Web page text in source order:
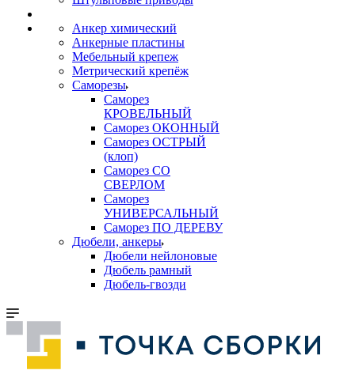
Анкер химический
Анкерные пластины
Мебельный крепеж
Метрический крепёж
Саморезы
Саморез
КРОВЕЛЬНЫЙ
Саморез ОКОННЫЙ
Саморез ОСТРЫЙ
(клоп)
Саморез СО
СВЕРЛОМ
Саморез
УНИВЕРСАЛЬНЫЙ
Саморез ПО ДЕРЕВУ
Дюбели, анкеры
Дюбели нейлоновые
Дюбель рамный
Дюбель-гвозди